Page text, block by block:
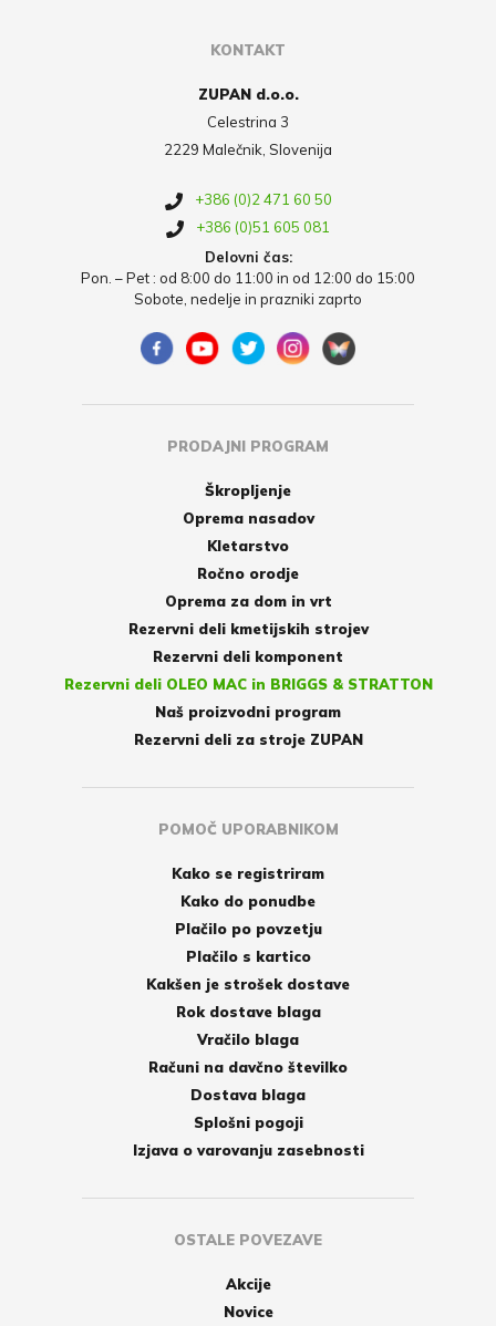
KONTAKT
ZUPAN d.o.o.
Celestrina 3
2229 Malečnik, Slovenija
+386 (0)2 471 60 50
+386 (0)51 605 081
Delovni čas:
Pon. – Pet : od 8:00 do 11:00 in od 12:00 do 15:00
Sobote, nedelje in prazniki zaprto
PRODAJNI PROGRAM
Škropljenje
Oprema nasadov
Kletarstvo
Ročno orodje
Oprema za dom in vrt
Rezervni deli kmetijskih strojev
Rezervni deli komponent
Rezervni deli OLEO MAC in BRIGGS & STRATTON
Naš proizvodni program
Rezervni deli za stroje ZUPAN
POMOČ UPORABNIKOM
Kako se registriram
Kako do ponudbe
Plačilo po povzetju
Plačilo s kartico
Kakšen je strošek dostave
Rok dostave blaga
Vračilo blaga
Računi na davčno številko
Dostava blaga
Splošni pogoji
Izjava o varovanju zasebnosti
OSTALE POVEZAVE
Akcije
Novice